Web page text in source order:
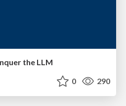
the LLM
0 290